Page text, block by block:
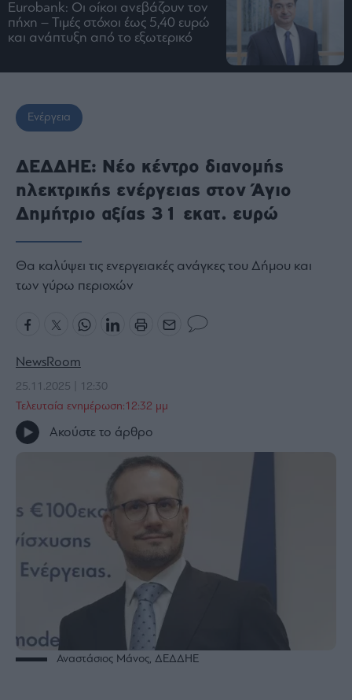
Ειδήσεις
Οικονομία
Ναυτιλία
Real
Ενέργεια
Πολιτική
Πολιτισμός
Law
Bloomberg
Times
Wiseman
Room
Media
Winners
&
Losers
Rumors
ESG
Today
Eurobank: Οι οίκοι ανεβάζουν τον
πήχη – Τιμές στόχοι έως 5,40 ευρώ
και ανάπτυξη από το εξωτερικό
Ενέργεια
ΔΕΔΔΗΕ: Νέο κέντρο διανομής
ηλεκτρικής ενέργειας στον Άγιο
Δημήτριο αξίας 31 εκατ. ευρώ
Θα καλύψει τις ενεργειακές ανάγκες του Δήμου και
των γύρω περιοχών
NewsRoom
25.11.2025 | 12:30
Τελευταία ενημέρωση:12:32 μμ
Ακούστε το άρθρο
Αναστάσιος Μάνος, ΔΕΔΔΗΕ